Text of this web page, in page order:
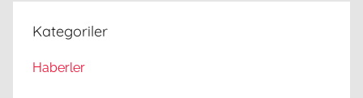
Kategoriler
Haberler